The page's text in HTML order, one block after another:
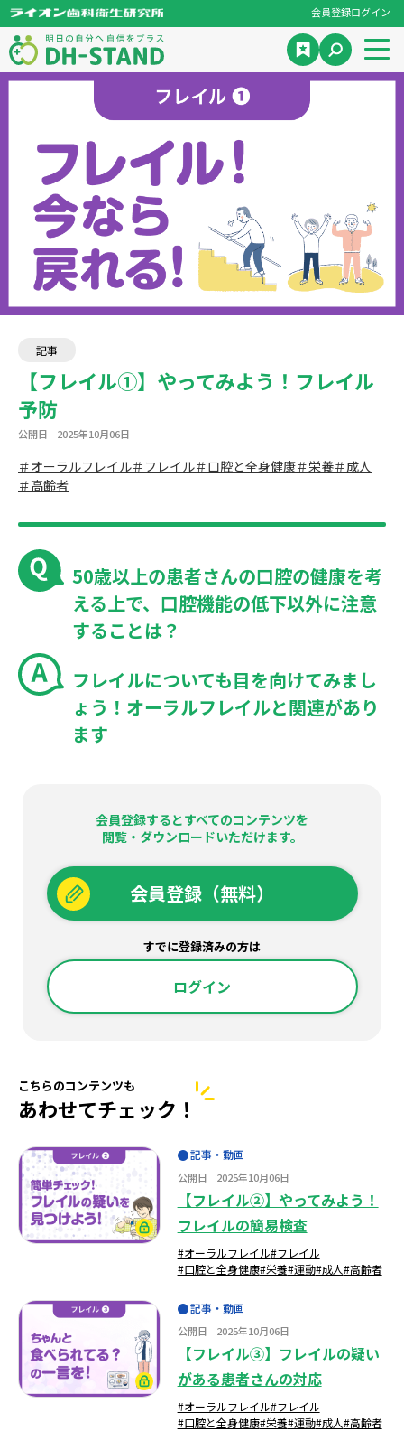
会員登録ログイン
記事
【フレイル①】やってみよう！フレイル
予防
公開日 2025年10月06日
＃オーラルフレイル＃フレイル＃口腔と全身健康＃栄養＃成人
＃高齢者
50歳以上の患者さんの口腔の健康を考
える上で、口腔機能の低下以外に注意
することは？
フレイルについても目を向けてみまし
ょう！オーラルフレイルと関連があり
ます
会員登録するとすべてのコンテンツを
閲覧・ダウンロードいただけます。
会員登録（無料）
すでに登録済みの方は
ログイン
こちらのコンテンツも
あわせてチェック！
記事・動画
公開日 2025年10月06日
【フレイル②】やってみよう！
フレイルの簡易検査
#オーラルフレイル#フレイル
#口腔と全身健康#栄養#運動#成人#高齢者
記事・動画
公開日 2025年10月06日
【フレイル③】フレイルの疑い
がある患者さんの対応
#オーラルフレイル#フレイル
#口腔と全身健康#栄養#運動#成人#高齢者